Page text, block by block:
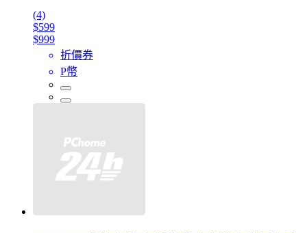
(4)
$599
$999
折價券
P幣